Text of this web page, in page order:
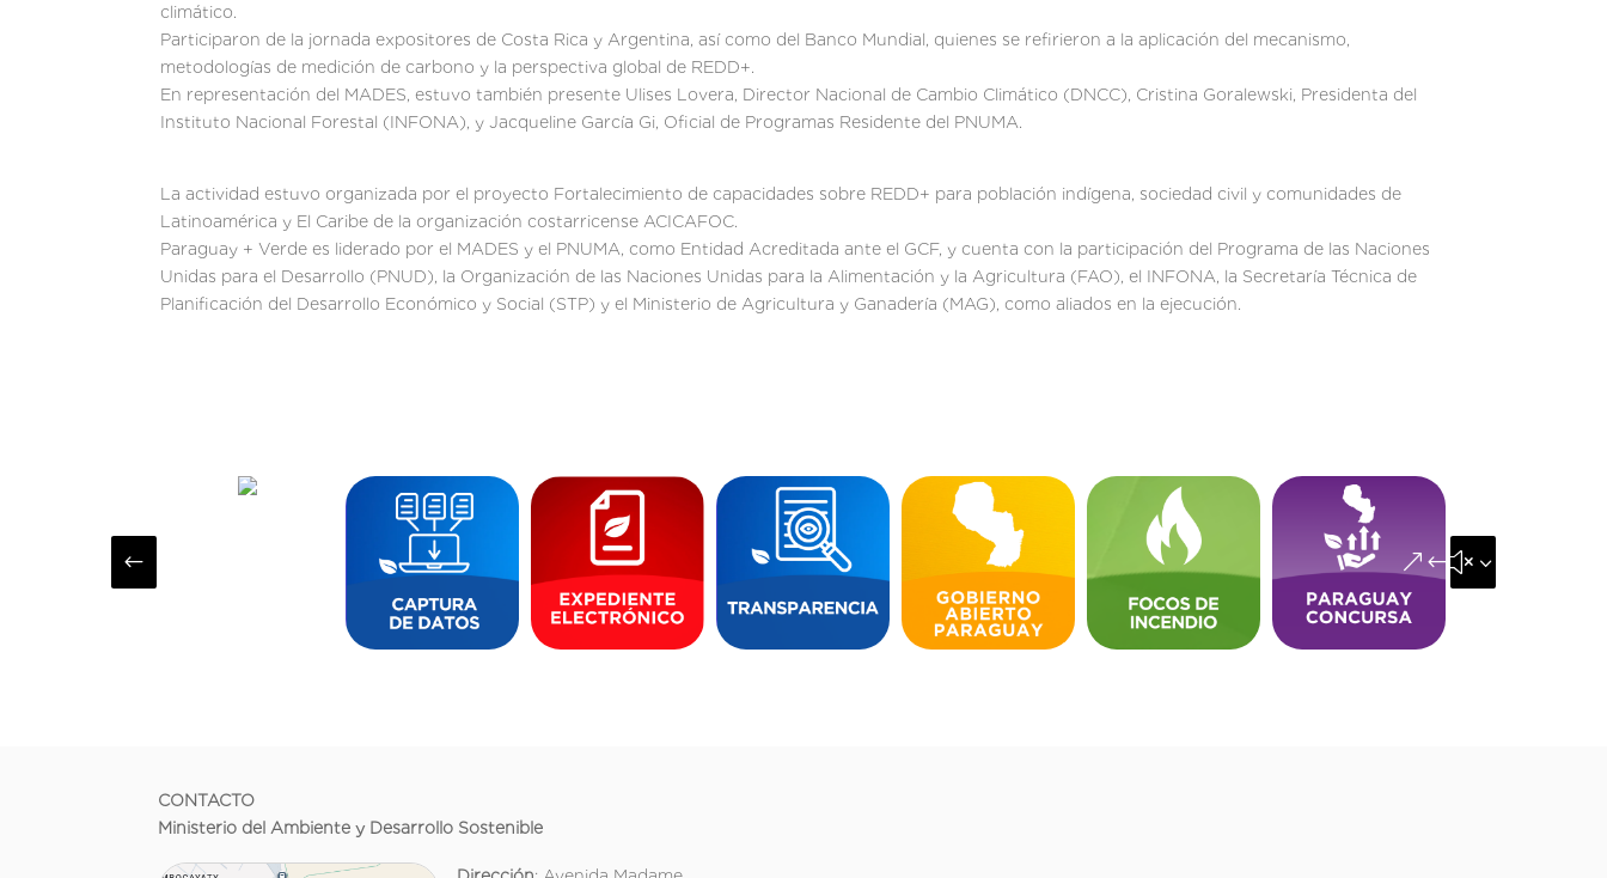
climático.
Participaron de la jornada expositores de Costa Rica y Argentina, así como del Banco Mundial, quienes se refirieron a la aplicación del mecanismo,
metodologías de medición de carbono y la perspectiva global de REDD+.
En representación del MADES, estuvo también presente Ulises Lovera, Director Nacional de Cambio Climático (DNCC), Cristina Goralewski, Presidenta del
Instituto Nacional Forestal (INFONA), y Jacqueline García Gi, Oficial de Programas Residente del PNUMA.
La actividad estuvo organizada por el proyecto Fortalecimiento de capacidades sobre REDD+ para población indígena, sociedad civil y comunidades de
Latinoamérica y El Caribe de la organización costarricense ACICAFOC.
Paraguay + Verde es liderado por el MADES y el PNUMA, como Entidad Acreditada ante el GCF, y cuenta con la participación del Programa de las Naciones
Unidas para el Desarrollo (PNUD), la Organización de las Naciones Unidas para la Alimentación y la Agricultura (FAO), el INFONA, la Secretaría Técnica de
Planificación del Desarrollo Económico y Social (STP) y el Ministerio de Agricultura y Ganadería (MAG), como aliados en la ejecución.
# &#x35;
CONTACTO
Ministerio del Ambiente y Desarrollo Sostenible